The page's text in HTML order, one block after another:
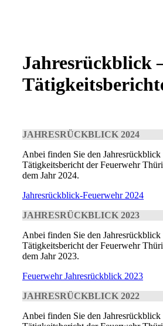
Jahresrückblick
JAHRESRÜCKBLICK 2024
Anbei finden Sie den Jahresrückblick
Tätigkeitsbericht der Feuerwehr
dem Jahr 2024.
Jahresrückblick-Feuerwehr 2024
JAHRESRÜCKBLICK 2023
Anbei finden Sie den Jahresrückblick
Tätigkeitsbericht der Feuerwehr
dem Jahr 2023.
Feuerwehr Jahresrückblick 2023
JAHRESRÜCKBLICK 2022
Anbei finden Sie den Jahresrückblick